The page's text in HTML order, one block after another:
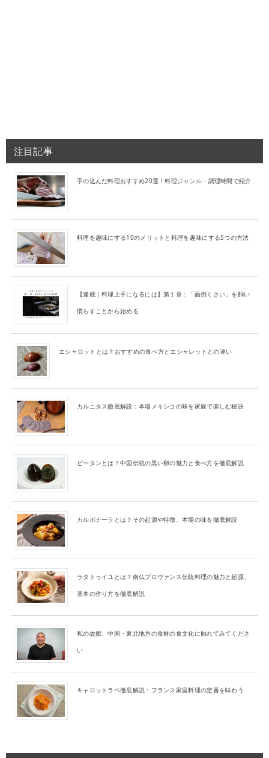
注目記事
手の込んだ料理おすすめ20選！料理ジャンル・調理時間で紹介
料理を趣味にする10のメリットと料理を趣味にする5つの方法
【連載｜料理上手になるには】第１章：「面倒くさい」を飼い
慣らすことから始める
エシャロットとは？おすすめの食べ方とエシャレットとの違い
カルニタス徹底解説：本場メキシコの味を家庭で楽しむ秘訣
ピータンとは？中国伝統の黒い卵の魅力と食べ方を徹底解説
カルボナーラとは？その起源や特徴、本場の味を徹底解説
ラタトゥイユとは？南仏プロヴァンス伝統料理の魅力と起源、
基本の作り方を徹底解説
私の故郷、中国・東北地方の食材の食文化に触れてみてくださ
い
キャロットラペ徹底解説：フランス家庭料理の定番を味わう